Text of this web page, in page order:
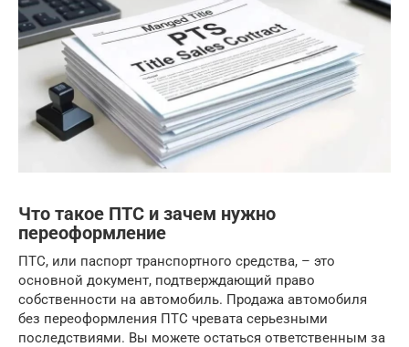
Что такое ПТС и зачем нужно
переоформление
ПТС, или паспорт транспортного средства, – это
основной документ, подтверждающий право
собственности на автомобиль. Продажа автомобиля
без переоформления ПТС чревата серьезными
последствиями. Вы можете остаться ответственным за